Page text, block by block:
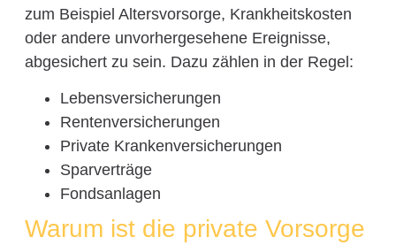
zum Beispiel Altersvorsorge, Krankheitskosten
oder andere unvorhergesehene Ereignisse,
abgesichert zu sein. Dazu zählen in der Regel:
Lebensversicherungen
Rentenversicherungen
Private Krankenversicherungen
Sparverträge
Fondsanlagen
Warum ist die private Vorsorge